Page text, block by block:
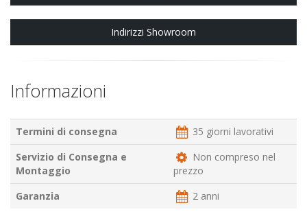
Indirizzi Showroom
Informazioni
Termini di consegna
35 giorni lavorativi
Servizio di Consegna e
Montaggio
Non compreso nel
prezzo
Garanzia
2 anni